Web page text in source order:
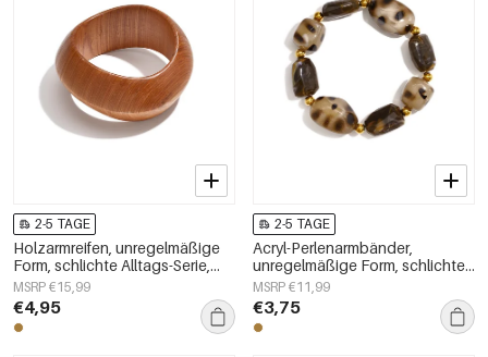
2-5 TAGE
Holzarmreifen, unregelmäßige
Form, schlichte Alltags-Serie,
Damenschmuck
MSRP €15,99
€4,95
2-5 TAGE
Acryl-Perlenarmbänder,
unregelmäßige Form, schlichte
Alltagsserie, Damenschmuck
MSRP €11,99
€3,75